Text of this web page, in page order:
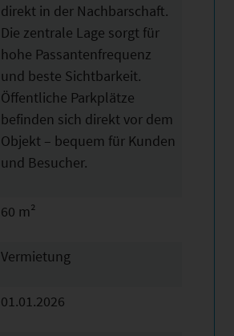
direkt in der Nachbarschaft.
Die zentrale Lage sorgt für
hohe Passantenfrequenz
und beste Sichtbarkeit.
Öffentliche Parkplätze
befinden sich direkt vor dem
Objekt – bequem für Kunden
und Besucher.
60 m²
Vermietung
01.01.2026